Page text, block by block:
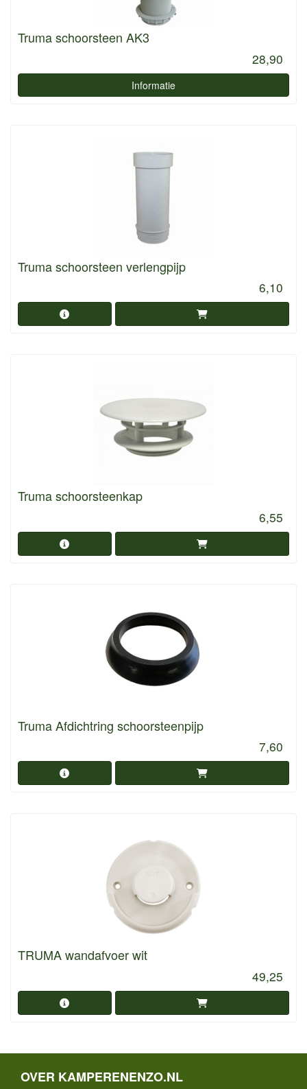
Truma schoorsteen AK3
28,90
Informatie
Truma schoorsteen verlengpijp
6,10
Truma schoorsteenkap
6,55
Truma Afdichtring schoorsteenpijp
7,60
TRUMA wandafvoer wit
49,25
OVER KAMPERENENZO.NL